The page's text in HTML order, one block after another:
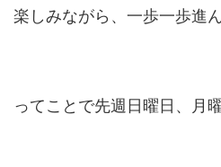
楽しみながら、一歩一歩進
ってことで先週日曜日、月